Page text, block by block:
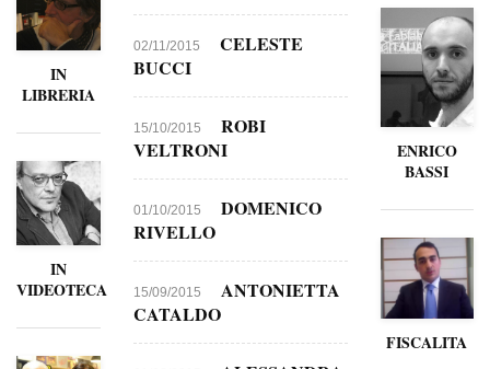
IN
LIBRERIA
IN
VIDEOTECA
02/11/2015
CELESTE
BUCCI
15/10/2015
ROBI
VELTRONI
01/10/2015
DOMENICO
RIVELLO
15/09/2015
ANTONIETTA
CATALDO
ENRICO
BASSI
FISCALITA